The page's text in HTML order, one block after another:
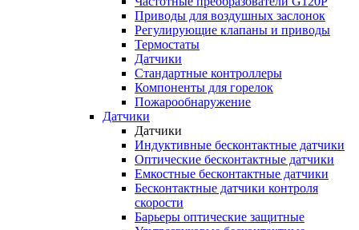
Приводы для воздушных заслонок
Регулирующие клапаны и приводы
Термостаты
Датчики
Стандартные контроллеры
Компоненты для горелок
Пожарообнаружение
Датчики
Датчики
Индуктивные бесконтактные датчики
Оптические бесконтактные датчики
Емкостные бесконтактные датчики
Бесконтактные датчики контроля
скорости
Барьеры оптические защитные